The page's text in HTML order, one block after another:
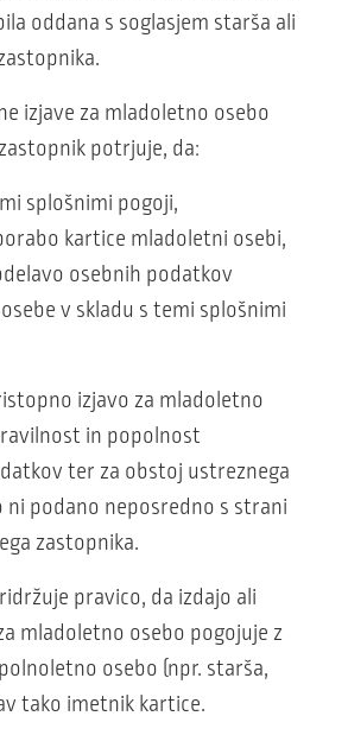
oddana s soglasjem starša ali
izjave za mladoletno osebo
potrjuje, da:
splošnimi pogoji,
kartice mladoletni osebi,
osebnih podatkov
v skladu s temi splošnimi
izjavo za mladoletno
in popolnost
ter za obstoj ustreznega
ni podano neposredno s strani
zastopnika.
pravico, da izdajo ali
mladoletno osebo pogojuje z
osebo (npr. starša,
tako imetnik kartice.